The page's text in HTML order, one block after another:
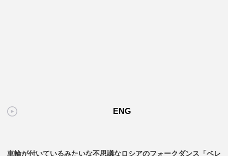
ENG
車輪が付いているみたいな不思議なロシアのフォークダンス「ベレ